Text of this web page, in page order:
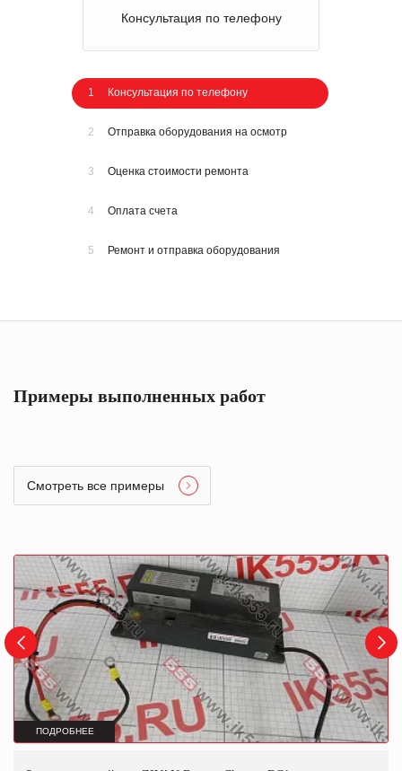
Консультация по телефону
1 Консультация по телефону
2 Отправка оборудования на осмотр
3 Оценка стоимости ремонта
4 Оплата счета
5 Ремонт и отправка оборудования
Примеры выполненных работ
Смотреть все примеры
ПОДРОБНЕЕ